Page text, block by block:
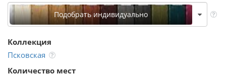
Подобрать индивидуально
Коллекция
Псковская
Количество мест